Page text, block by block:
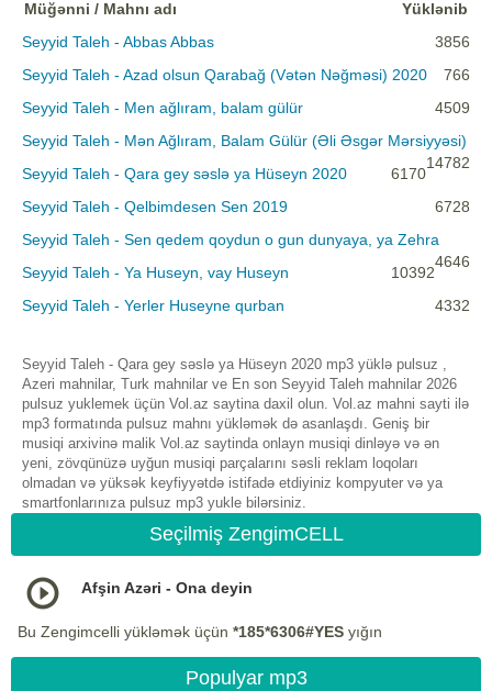
Müğənni / Mahnı adı
Yüklənib
Seyyid Taleh - Abbas Abbas
3856
Seyyid Taleh - Azad olsun Qarabağ (Vətən Nəğməsi) 2020
766
Seyyid Taleh - Men ağlıram, balam gülür
4509
Seyyid Taleh - Mən Ağlıram, Balam Gülür (Əli Əsgər Mərsiyyəsi)
14782
Seyyid Taleh - Qara gey səslə ya Hüseyn 2020
6170
Seyyid Taleh - Qelbimdesen Sen 2019
6728
Seyyid Taleh - Sen qedem qoydun o gun dunyaya, ya Zehra
4646
Seyyid Taleh - Ya Huseyn, vay Huseyn
10392
Seyyid Taleh - Yerler Huseyne qurban
4332
Seyyid Taleh - Qara gey səslə ya Hüseyn 2020 mp3 yüklə pulsuz ,
Azeri mahnilar, Turk mahnilar ve En son Seyyid Taleh mahnilar 2026
pulsuz yuklemek üçün Vol.az saytina daxil olun. Vol.az mahni sayti ilə
mp3 formatında pulsuz mahnı yükləmək də asanlaşdı. Geniş bir
musiqi arxivinə malik Vol.az saytinda onlayn musiqi dinləyə və ən
yeni, zövqünüzə uyğun musiqi parçalarını səsli reklam loqoları
olmadan və yüksək keyfiyyətdə istifadə etdiyiniz kompyuter və ya
smartfonlarınıza pulsuz mp3 yukle bilərsiniz.
Seçilmiş ZengimCELL
Afşin Azəri - Ona deyin
Bu Zengimcelli yükləmək üçün *185*6306#YES yığın
Populyar mp3